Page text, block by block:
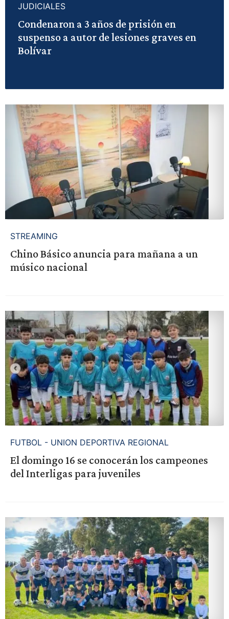
JUDICIALES
Condenaron a 3 años de prisión en
suspenso a autor de lesiones graves en
Bolívar
STREAMING
Chino Básico anuncia para mañana a un
músico nacional
FUTBOL - UNION DEPORTIVA REGIONAL
El domingo 16 se conocerán los campeones
del Interligas para juveniles